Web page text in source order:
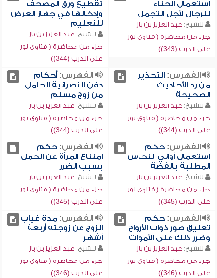
استعمال الحناء
للرجال لأجل التجمل
للشيخ: عبد العزيز بن باز
جزء من محاضرة ( فتاوى نور
على الدرب (343))
تقطيع ورق المصحف
وإدخالها في جهاز العرض
للتعليم
للشيخ: عبد العزيز بن باز
جزء من محاضرة ( فتاوى نور
على الدرب (344))
الفهرس:التحذير
من رد الأحاديث
الصحيحة
للشيخ: عبد العزيز بن باز
جزء من محاضرة ( فتاوى نور
على الدرب (344))
الفهرس:أحكام
دفن النصرانية الحامل
من زوج مسلم
للشيخ: عبد العزيز بن باز
جزء من محاضرة ( فتاوى نور
على الدرب (344))
الفهرس:حكم
استعمال أواني النحاس
المطلية بالفضة
للشيخ: عبد العزيز بن باز
جزء من محاضرة ( فتاوى نور
على الدرب (345))
الفهرس:حكم
امتناع المرأة عن الحمل
بسبب الضرر
للشيخ: عبد العزيز بن باز
جزء من محاضرة ( فتاوى نور
على الدرب (345))
الفهرس:حكم
تعليق صور ذوات الأرواح
وضرر ذلك على الأموات
للشيخ: عبد العزيز بن باز
جزء من محاضرة ( فتاوى نور
على الدرب (346))
الفهرس:مدة غياب
الزوج عن زوجته أربعة
أشهر
للشيخ: عبد العزيز بن باز
جزء من محاضرة ( فتاوى نور
على الدرب (346))